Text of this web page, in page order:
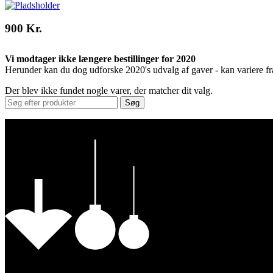
900 Kr.
Vi modtager ikke længere bestillinger for 2020
Herunder kan du dog udforske 2020's udvalg af gaver - kan variere
Der blev ikke fundet nogle varer, der matcher dit valg.
Søg